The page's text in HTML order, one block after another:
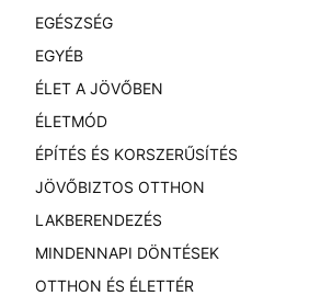
EGÉSZSÉG
EGYÉB
ÉLET A JÖVŐBEN
ÉLETMÓD
ÉPÍTÉS ÉS KORSZERŰSÍTÉS
JÖVŐBIZTOS OTTHON
LAKBERENDEZÉS
MINDENNAPI DÖNTÉSEK
OTTHON ÉS ÉLETTÉR